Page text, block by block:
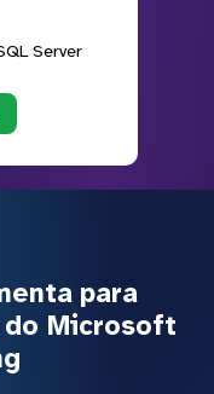
Server
para
do Microsoft